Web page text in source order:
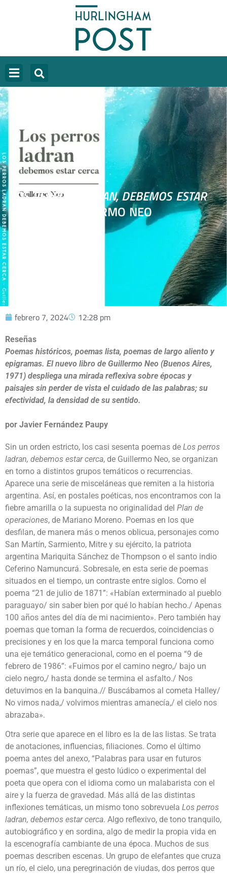
LOS PERROS LADRAN, DEBEMOS ESTAR
DE GUILLERMO NEO
febrero 7, 2024 12:28 pm
Reseñas
Poemas históricos, poemas lista, poemas de largo aliento y
epigramas. El nuevo libro de Guillermo Neo (Buenos Aires,
1971) despliega una mirada reflexiva sobre épocas y
paisajes sin perder de vista el cuidado de las palabras; su
efectividad, la densidad de su sentido.
por Javier Fernández Paupy
Sin un orden estricto, los casi sesenta poemas de Los perros
ladran, debemos estar cerca, de Guillermo Neo, se organizan
en torno a distintos grupos temáticos o recurrencias.
Aparece una serie de misceláneas que remiten a la historia
argentina. Así, en postales poéticas, nos encontramos con la
fiebre amarilla o la supuesta no originalidad del Plan de
operaciones, de Mariano Moreno. Poemas en los que
desfilan, de manera más o menos oblicua, personajes como
San Martín, Sarmiento, Mitre y su ejército, la patriota
argentina Mariquita Sánchez de Thompson o el santo indio
Ceferino Namuncurá. Sobresale, en esta serie de poemas
situados en el tiempo, un contraste entre siglos. Como el
poema “21 de julio de 1871”: «Habían exterminado al pueblo
paraguayo/ sin saber bien por qué lo habían hecho./ Apenas
100 años antes del día de mi nacimiento». Pero también hay
poemas que toman la forma de recuerdos, coincidencias o
precisiones y en los que la marca temporal funciona como
una eje temático generacional, como en el poema “9 de
febrero de 1986”: «Fuimos por el camino negro,/ bajo un
cielo negro,/ hasta donde se termina el asfalto./ Nos
detuvimos en la banquina.// Buscábamos al cometa Halley/
No vimos nada,/ volvimos mientras amanecía,/ el cielo nos
abrazaba».
Otra serie que aparece en el libro es la de las listas. Se trata
de anotaciones, influencias, filiaciones. Como el último
poema antes del anexo, “Palabras para usar en futuros
poemas”, que muestra el gesto lúdico o experimental del
poeta que opera con el idioma como un malabarista con el
aire y la fuerza de gravedad. Más allá de las distintas
inflexiones temáticas, un mismo tono sobrevuela Los perros
ladran, debemos estar cerca. Algo reflexivo, de tono tranquilo,
autobiográfico y en sordina, algo de medir la propia vida en
la escenografía cambiante de una época. Muchos de sus
poemas describen escenas. Un grupo de elefantes que cruza
un río, el cielo, una peregrinación de viudas, dos perros que